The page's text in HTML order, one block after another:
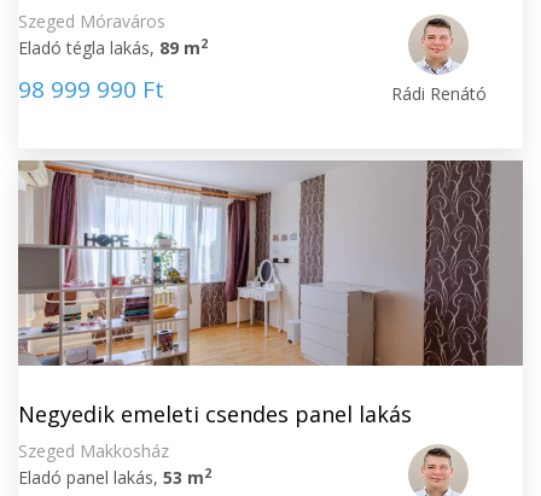
Szeged Móraváros
Eladó tégla lakás, 89 m2
98 999 990 Ft Rádi Renátó
Negyedik emeleti csendes panel lakás
Szeged Makkosház
Eladó panel lakás, 53 m2